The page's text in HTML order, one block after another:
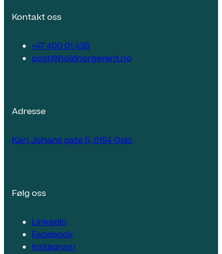
Kontakt oss
+47 400 01 438
post@holdnorgerent.no
Adresse
Karl Johans gate 5, 0154 Oslo
Følg oss
LinkedIn
Facebook
Instagram